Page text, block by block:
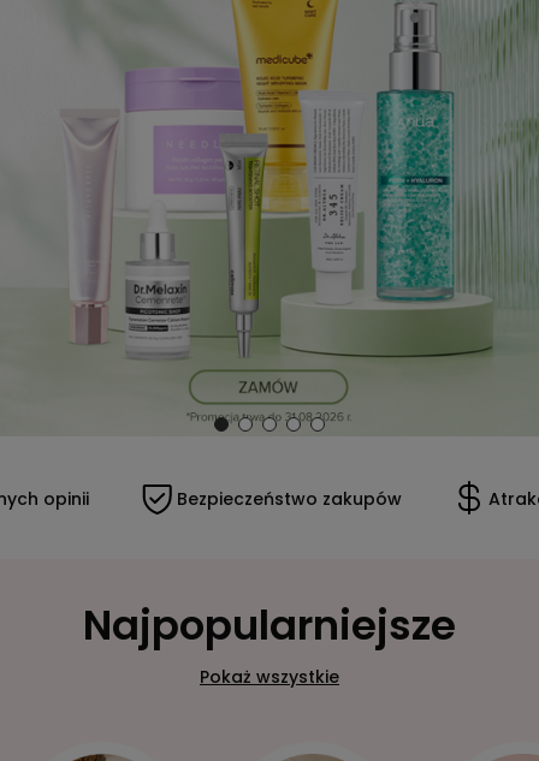
Bezpieczeństwo zakupów Atrakcyjne ceny
Najpopularniejsze
Pokaż wszystkie